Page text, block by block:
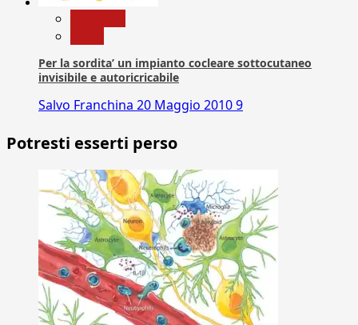
Per la sordita’ un impianto cocleare sottocutaneo
invisibile e autoricricabile
Salvo Franchina 20 Maggio 20109
Potresti esserti perso